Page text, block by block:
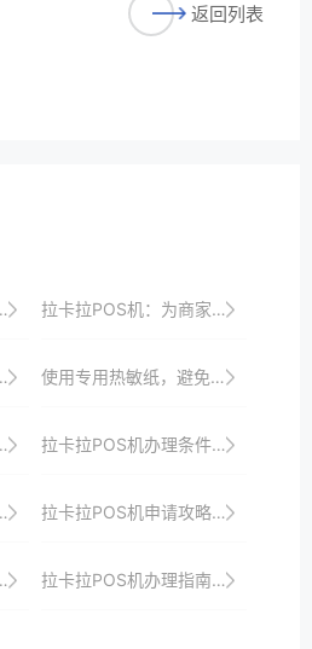
返回列表
拉卡拉POS机：为商家带来极致的支付体验和服务
使用专用热敏纸，避免使用劣质纸张导致打印不清晰。
拉卡拉POS机办理条件与所需材料解析：一站式服务助你快速接入支付市场并享受优惠政策
拉卡拉POS机申请攻略：助你打造高效支付体系
拉卡拉POS机办理指南：助力商家快速接入支付